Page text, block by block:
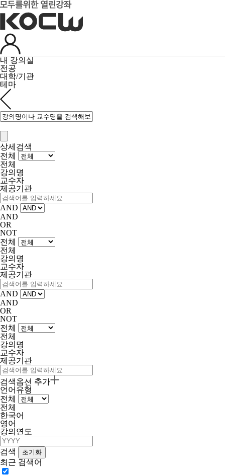
내 강의실
전공
대학/기관
테마
상세검색
전체
전체
강의명
교수자
제공기관
AND
AND
OR
NOT
전체
전체
강의명
교수자
제공기관
AND
AND
OR
NOT
전체
전체
강의명
교수자
제공기관
검색옵션 추가
언어유형
전체
전체
한국어
영어
강의연도
검색
최근 검색어